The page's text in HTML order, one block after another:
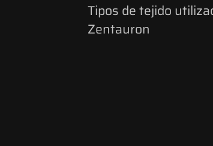
Tipos de tejido
Zentauron